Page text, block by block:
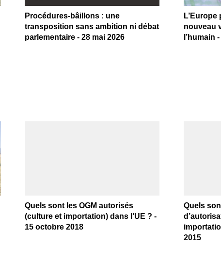
Procédures-bâillons : une
transposition sans ambition ni débat
parlementaire - 28 mai 2026
nouveau
l’humain
Quels sont les OGM autorisés
(culture et importation) dans l’UE ? -
15 octobre 2018
Quels
2015